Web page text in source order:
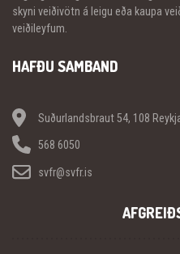
skyni veiðivötn á leigu eða kaupa
veiðileyfum.
HAFÐU SAMBAND
Suðurlandsbraut 54, 108
568 6050
svfr@svfr.is